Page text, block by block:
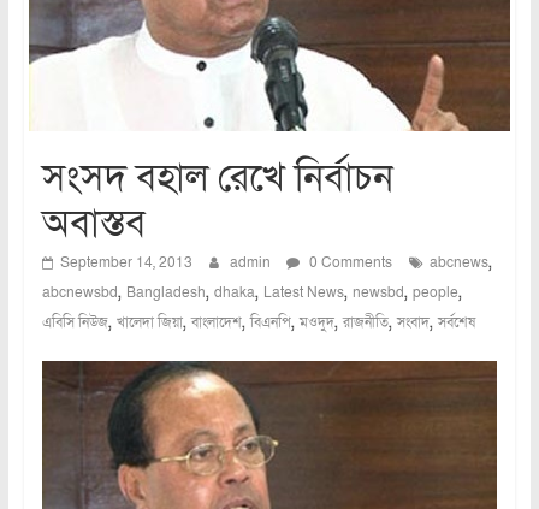
সংসদ বহাল রেখে নির্বাচন
অবাস্তব
September 14, 2013 admin 0 Comments abcnews,
abcnewsbd, Bangladesh, dhaka, Latest News, newsbd, people,
এবিসি নিউজ, খালেদা জিয়া,বাংলাদেশ,বিএনপি,মওদুদ,রাজনীতি,সংবাদ,সর্বশেষ